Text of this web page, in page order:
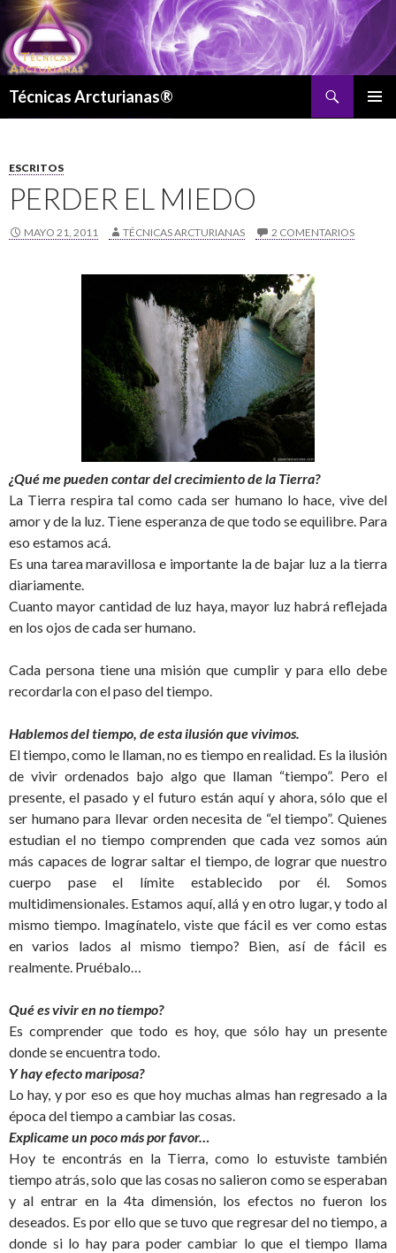
Técnicas Arcturianas®
ESCRITOS
PERDER EL MIEDO
MAYO 21, 2011 TÉCNICAS ARCTURIANAS 2 COMENTARIOS
¿Qué me pueden contar del crecimiento de la Tierra?
La Tierra respira tal como cada ser humano lo hace, vive del
amor y de la luz. Tiene esperanza de que todo se equilibre. Para
eso estamos acá.
Es una tarea maravillosa e importante la de bajar luz a la tierra
diariamente.
Cuanto mayor cantidad de luz haya, mayor luz habrá reflejada
en los ojos de cada ser humano.
Cada persona tiene una misión que cumplir y para ello debe
recordarla con el paso del tiempo.
Hablemos del tiempo, de esta ilusión que vivimos.
El tiempo, como le llaman, no es tiempo en realidad. Es la ilusión
de vivir ordenados bajo algo que llaman “tiempo”. Pero el
presente, el pasado y el futuro están aquí y ahora, sólo que el
ser humano para llevar orden necesita de “el tiempo”. Quienes
estudian el no tiempo comprenden que cada vez somos aún
más capaces de lograr saltar el tiempo, de lograr que nuestro
cuerpo pase el límite establecido por él. Somos
multidimensionales. Estamos aquí, allá y en otro lugar, y todo al
mismo tiempo. Imagínatelo, viste que fácil es ver como estas
en varios lados al mismo tiempo? Bien, así de fácil es
realmente. Pruébalo…
Qué es vivir en no tiempo?
Es comprender que todo es hoy, que sólo hay un presente
donde se encuentra todo.
Y hay efecto mariposa?
Lo hay, y por eso es que hoy muchas almas han regresado a la
época del tiempo a cambiar las cosas.
Explicame un poco más por favor…
Hoy te encontrás en la Tierra, como lo estuviste también
tiempo atrás, solo que las cosas no salieron como se esperaban
y al entrar en la 4ta dimensión, los efectos no fueron los
deseados. Es por ello que se tuvo que regresar del no tiempo, a
donde si lo hay para poder cambiar lo que el tiempo llama